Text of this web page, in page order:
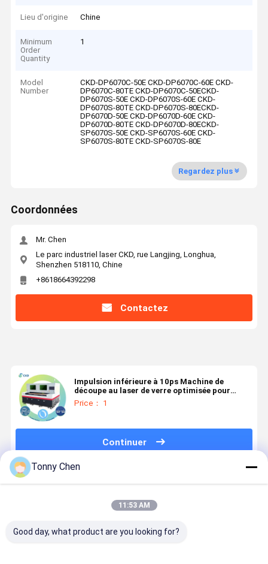
Lieu d'origine Chine
Minimum
Order
Quantity
1
Model
Number
CKD-DP6070C-50E CKD-DP6070C-60E CKD-
DP6070C-80TE CKD-DP6070C-50ECKD-
DP6070S-50E CKD-DP6070S-60E CKD-
DP6070S-80TE CKD-DP6070S-80ECKD-
DP6070D-50E CKD-DP6070D-60E CKD-
DP6070D-80TE CKD-DP6070D-80ECKD-
SP6070S-50E CKD-SP6070S-60E CKD-
SP6070S-80TE CKD-SP6070S-80E
Regardez plus
Coordonnées
Mr. Chen
Le parc industriel laser CKD, rue Langjing, Longhua,
Shenzhen 518110, Chine
+8618664392298
Contactez
Impulsion inférieure à 10ps Machine de
découpe au laser de verre optimisée pour
0,03-25mm
Price： 1
Continuer
Produits Recommandés
Tonny Chen
11:53 AM
Good day, what product are you looking for?